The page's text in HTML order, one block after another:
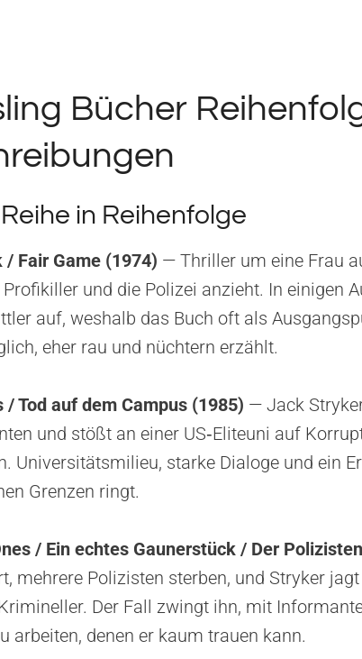
Bücher
in Reihenfolge
/ Fair Game (1974) — Thriller um eine Frau
und die Polizei anzieht. In einigen
auf, weshalb das Buch oft als
eher rau und nüchtern erzählt.
/ Tod auf dem Campus (1985) — Jack
und stößt an einer US‑Eliteuni auf
Universitätsmilieu, starke Dialoge und ein
Grenzen ringt.
/ Ein echtes Gaunerstück / Der
mehrere Polizisten sterben, und Stryker
Der Fall zwingt ihn, mit
arbeiten, denen er kaum trauen kann.